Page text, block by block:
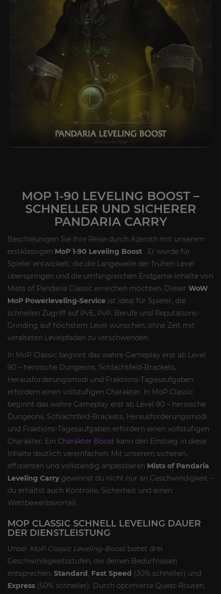
MOP 1-90 LEVELING BOOST –
SCHNELLER UND SICHERER
PANDARIA CARRY
Beschleunigen Sie Ihre Reise durch Azeroth mit unserem
erstklassigen MoP 1-90 Leveling Boost . Er wurde für
Spieler entwickelt, die die Langeweile der frühen Level
überspringen und die umfangreichen Endgame-Inhalte von
Mists of Pandaria Classic erreichen möchten. Dieser WoW
MoP Powerleveling-Service ist ideal für Spieler, die
schnellen Zugriff auf PvE, PvP, Berufe und Reputations-
Grinding auf höchstem Level wünschen, ohne Zeit mit
veralteten Levelpfaden zu verschwenden.
In MoP Classic beginnt das wahre Gameplay erst ab Level
90 – heroische Dungeons, Schlachtfeld-Brackets,
Herausforderungsmodi und Fraktions-Tagesaufgaben
erfordern einen vollstufigen Charakter. In MoP Classic
beginnt das wahre Gameplay erst ab Level 90 – heroische
Dungeons, Schlachtfeld-Brackets, Herausforderungsmodi
und Fraktions-Tagesaufgaben erfordern einen vollstufigen
Charakter. Ein Charakter Boost kann den Einstieg in diese
Inhalte deutlich vereinfachen. Mit unserem sicheren,
effizienten und vollständig anpassbaren Mists of Pandaria
Leveling Carrygewinnst du nicht nur an Geschwindigkeit –
du erhältst auch Kontrolle, Sicherheit und einen
Wettbewerbsvorteil.
MOP CLASSIC SCHNELL LEVELING DAUER
DER DIENSTLEISTUNG
Unser MoP Classic Leveling-Boost bietet drei
Geschwindigkeitsstufen, die deinen Bedürfnissen
entsprechen: Standard, Fast Speed (30% schneller) und
Express (50% schneller). Durch optimierte Quest-Routen,